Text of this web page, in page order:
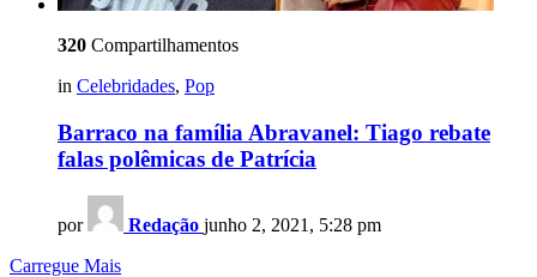
320 Compartilhamentos
in Celebridades, Pop
Barraco na família Abravanel: Tiago rebate
falas polêmicas de Patrícia
por Redação junho 2, 2021, 5:28 pm
Carregue Mais